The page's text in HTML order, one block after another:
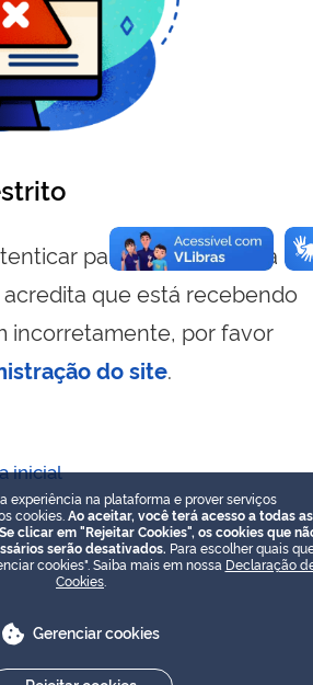
para visualizar essa
acredita que está recebendo
incorretamente, por favor
do site.
inicial
experiência na plataforma e prover serviços
cookies. Ao aceitar, você terá acesso a todas as
clicar em "Rejeitar Cookies", os cookies que
serão desativados. Para escolher quais
cookies". Saiba mais em nossa Declaração
Cookies
Gerenciar cookies